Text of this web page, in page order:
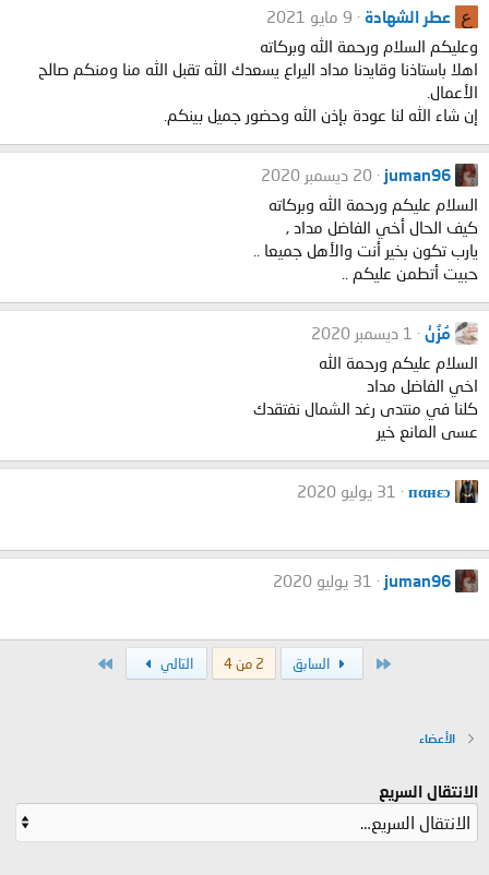
ع عطر الشهادة
9 مايو 2021
وعليكم السلام ورحمة الله وبركاته
اهلا باستاذنا وقايدنا مداد اليراع يسعدك الله تقبل الله منا ومنكم صالح
الأعمال.
إن شاء الله لنا عودة بإذن الله وحضور جميل بينكم.
juman96
20 ديسمبر 2020
السلام عليكم ورحمة الله وبركاته
كيف الحال أخي الفاضل مداد ,
يارب تكون بخير أنت والأهل جميعا ..
حبيت أتطمن عليكم ..
مُزُنْ
1 ديسمبر 2020
السلام عليكم ورحمة الله
اخي الفاضل مداد
كلنا في منتدى رغد الشمال نفتقدك
عسى المانع خير
пαнεɔ 31 يوليو 2020
juman96 31 يوليو 2020
السابق 2 من 4 التالي
الأعضاء
الانتقال السريع